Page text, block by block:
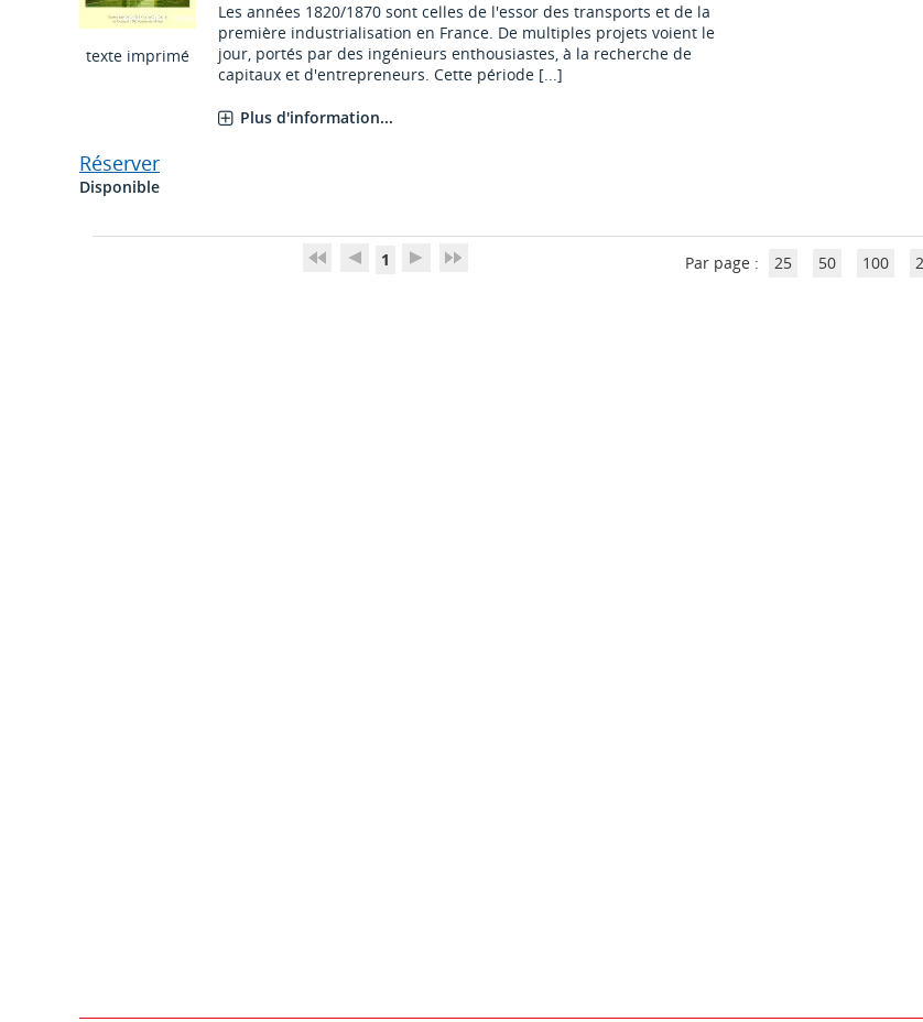
texte imprimé
Les années 1820/1870 sont celles de l'essor des transports et de la
première industrialisation en France. De multiples projets voient le
jour, portés par des ingénieurs enthousiastes, à la recherche de
capitaux et d'entrepreneurs. Cette période [...]
Plus d'information...
Réserver
Disponible
1 Par page : 25 50 100